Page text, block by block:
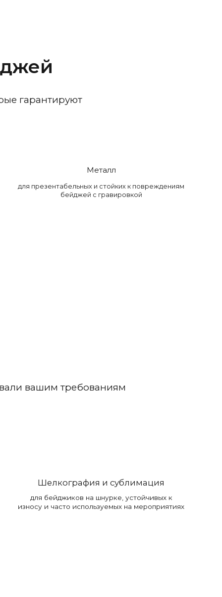
гарантируют
Металл
для презентабельных и стойких к повреждениям
бейджей с гравировкой
вашим требованиям
Шелкография и сублимация
для бейджиков на шнурке, устойчивых к
износу и часто используемых на мероприятиях